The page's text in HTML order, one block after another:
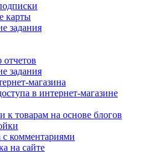
карты
задания
отчетов
задания
магазина
в интернет-магазине
к товарам на основе блогов
с комментариями
на сайте